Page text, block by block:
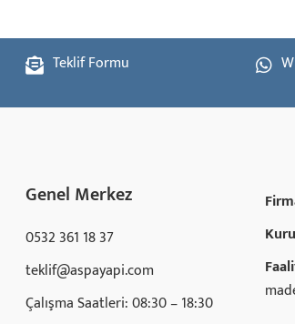
Teklif Formu
Genel Merkez
0532 361 18 37
teklif@aspayapi.com
Çalışma Saatleri: 08:30 – 18:30